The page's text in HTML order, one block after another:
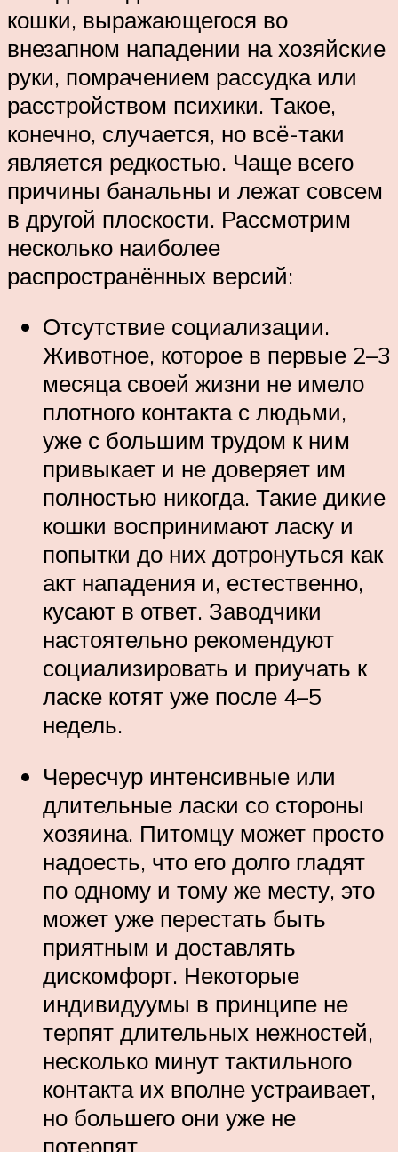
кошки, выражающегося во
внезапном нападении на хозяйские
руки, помрачением рассудка или
расстройством психики. Такое,
конечно, случается, но всё-таки
является редкостью. Чаще всего
причины банальны и лежат совсем
в другой плоскости. Рассмотрим
несколько наиболее
распространённых версий:
Отсутствие социализации.
Животное, которое в первые 2–3
месяца своей жизни не имело
плотного контакта с людьми,
уже с большим трудом к ним
привыкает и не доверяет им
полностью никогда. Такие дикие
кошки воспринимают ласку и
попытки до них дотронуться как
акт нападения и, естественно,
кусают в ответ. Заводчики
настоятельно рекомендуют
социализировать и приучать к
ласке котят уже после 4–5
недель.
Чересчур интенсивные или
длительные ласки со стороны
хозяина. Питомцу может просто
надоесть, что его долго гладят
по одному и тому же месту, это
может уже перестать быть
приятным и доставлять
дискомфорт. Некоторые
индивидуумы в принципе не
терпят длительных нежностей,
несколько минут тактильного
контакта их вполне устраивает,
но большего они уже не
потерпят.